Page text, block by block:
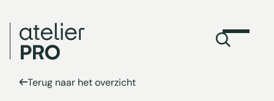
Terug naar het overzicht